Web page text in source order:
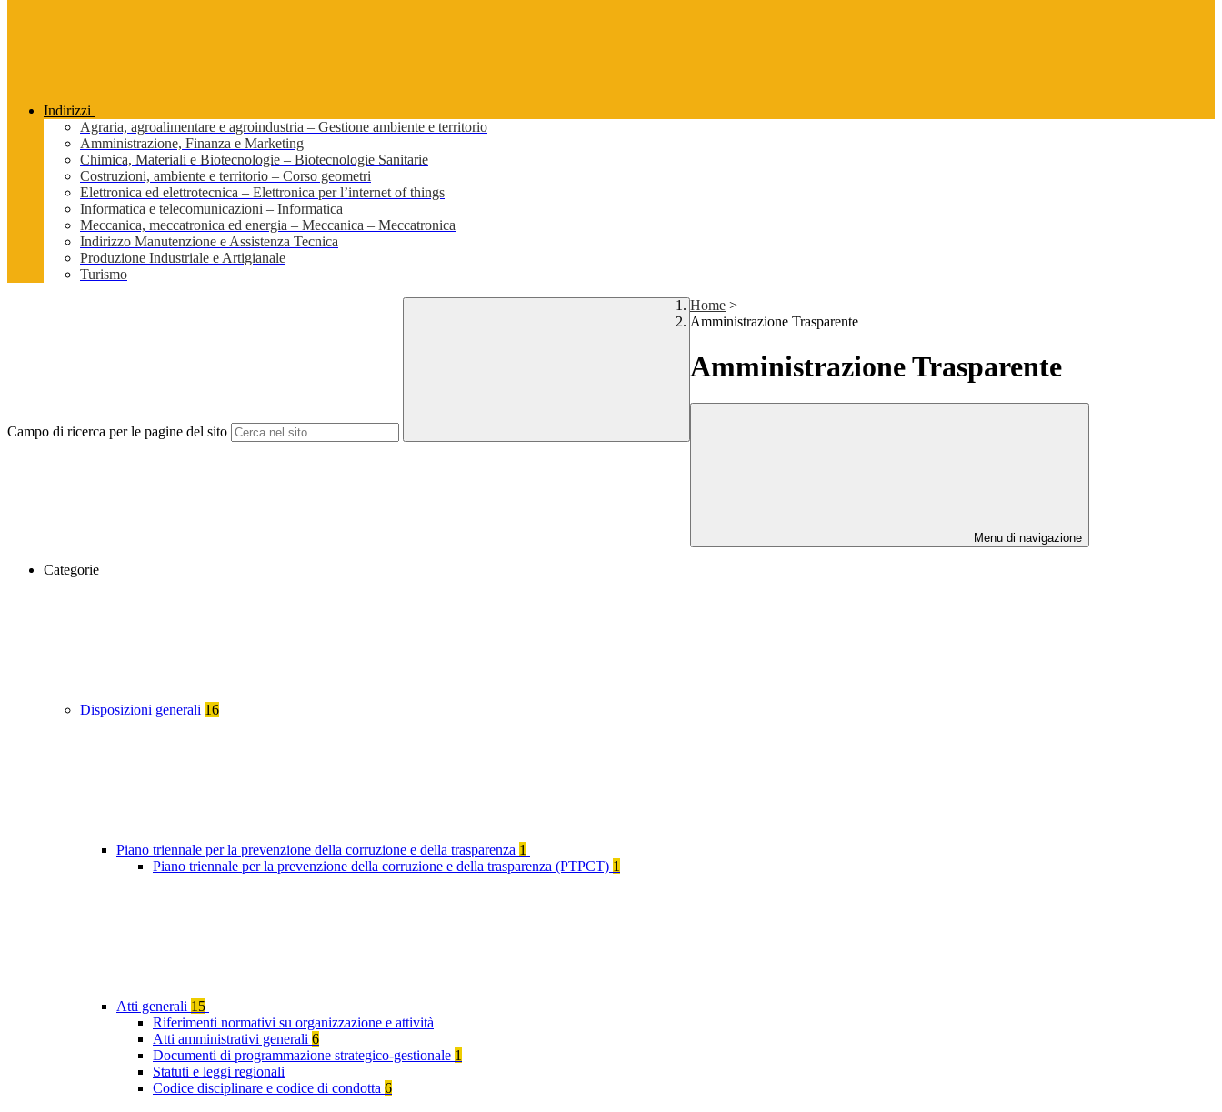
Indirizzi
Agraria, agroalimentare e agroindustria – Gestione ambiente e territorio
Amministrazione, Finanza e Marketing
Chimica, Materiali e Biotecnologie – Biotecnologie Sanitarie
Costruzioni, ambiente e territorio – Corso geometri
Elettronica ed elettrotecnica – Elettronica per l’internet of things
Informatica e telecomunicazioni – Informatica
Meccanica, meccatronica ed energia – Meccanica – Meccatronica
Indirizzo Manutenzione e Assistenza Tecnica
Produzione Industriale e Artigianale
Turismo
Campo di ricerca per le pagine del sito
Home >
Amministrazione Trasparente
Amministrazione Trasparente
Menu di navigazione
Categorie
Disposizioni generali 16
Piano triennale per la prevenzione della corruzione e della trasparenza 1
Piano triennale per la prevenzione della corruzione e della trasparenza (PTPCT) 1
Atti generali 15
Riferimenti normativi su organizzazione e attività
Atti amministrativi generali 6
Documenti di programmazione strategico-gestionale 1
Statuti e leggi regionali
Codice disciplinare e codice di condotta 6